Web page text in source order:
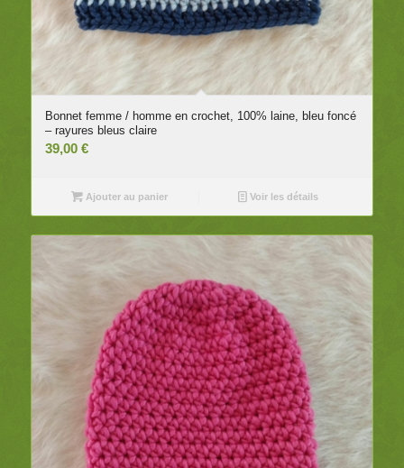
Bonnet femme / homme en crochet, 100% laine, bleu foncé
– rayures bleus claire
39,00 €
Ajouter au panier Voir les détails